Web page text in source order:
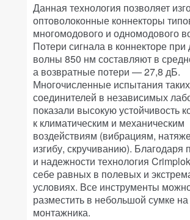
Данная технология позволяет
оптоволоконные коннекторы
многомодового и одномодового
Потери сигнала в коннекторе при
волны 850 нм составляют в
а возвратные потери — 27,8 дБ.
Многочисленные испытания таких
соединителей в независимых
показали высокую устойчивость
к климатическим и механическим
воздействиям (вибрациям,
изгибу, скручиванию). Благодаря
и надежности технология
себе равных в полевых и
условиях. Все инструменты
разместить в небольшой сумке
монтажника.